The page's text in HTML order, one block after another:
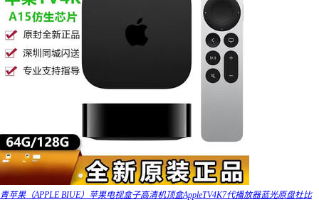
青苹果（APPLE BIUE）苹果电视盒子高清机顶盒AppleTV4K7代播放器蓝光原盘杜比